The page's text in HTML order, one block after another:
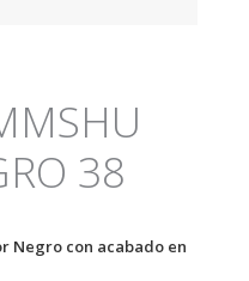
38
Negro con acabado en